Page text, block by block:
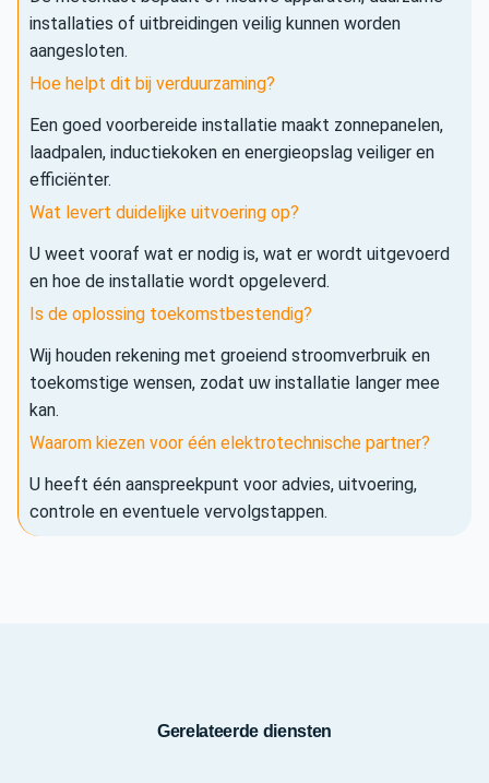
installaties of uitbreidingen veilig kunnen worden
aangesloten.
Hoe helpt dit bij verduurzaming?
Een goed voorbereide installatie maakt zonnepanelen,
laadpalen, inductiekoken en energieopslag veiliger en
efficiënter.
Wat levert duidelijke uitvoering op?
U weet vooraf wat er nodig is, wat er wordt uitgevoerd
en hoe de installatie wordt opgeleverd.
Is de oplossing toekomstbestendig?
Wij houden rekening met groeiend stroomverbruik en
toekomstige wensen, zodat uw installatie langer mee
kan.
Waarom kiezen voor één elektrotechnische partner?
U heeft één aanspreekpunt voor advies, uitvoering,
controle en eventuele vervolgstappen.
Gerelateerde diensten